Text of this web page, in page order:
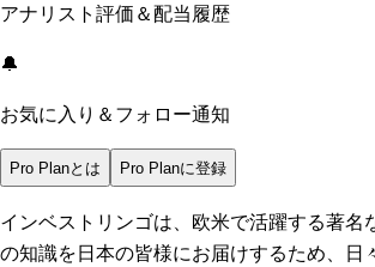
アナリスト評価＆配当履歴
🔔
お気に入り＆フォロー通知
Pro Planとは Pro Planに登録
インベストリンゴは、欧米で活躍する著名
の知識を日本の皆様にお届けするため、日